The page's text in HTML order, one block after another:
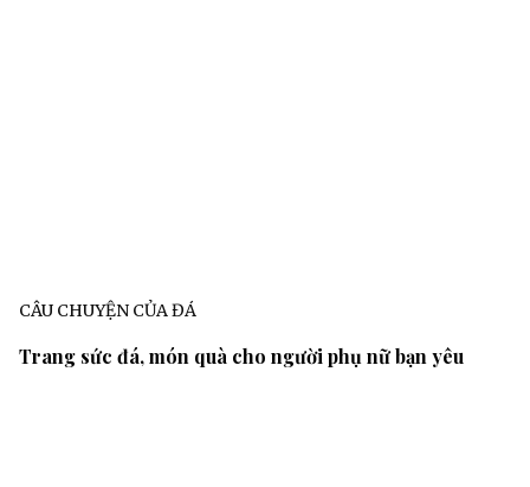
CÂU CHUYỆN CỦA ĐÁ
Trang sức đá, món quà cho người phụ nữ bạn yêu